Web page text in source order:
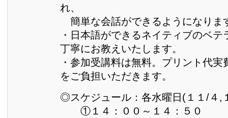
れ、
簡単な会話ができるようになりま
・日本語ができるネイティブのベテ
丁寧にお教えいたします。
・参加受講料は無料。プリント代
をご負担いただきます。
◎スケジュール：各水曜日(１１/４,
①１４：００～１４：５０